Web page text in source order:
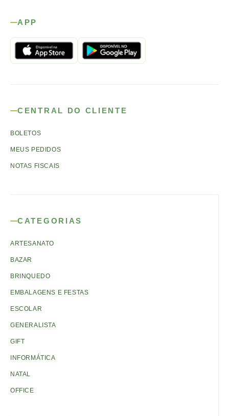
APP
CENTRAL DO CLIENTE
BOLETOS
MEUS PEDIDOS
NOTAS FISCAIS
CATEGORIAS
ARTESANATO
BAZAR
BRINQUEDO
EMBALAGENS E FESTAS
ESCOLAR
GENERALISTA
GIFT
INFORMÁTICA
NATAL
OFFICE